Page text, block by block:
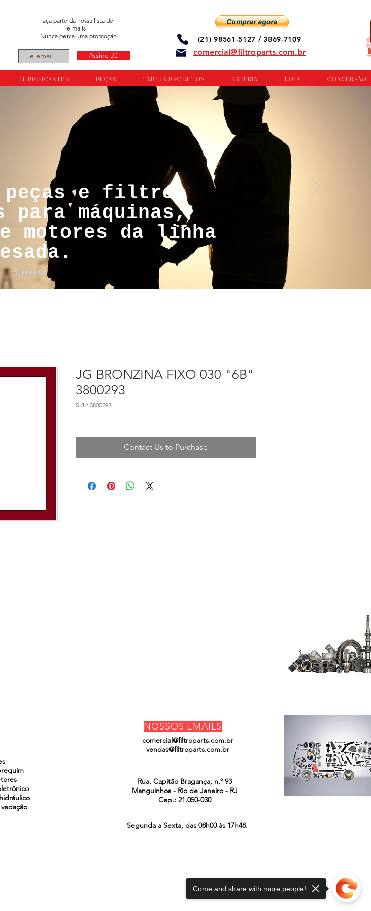
Faça parte da nossa lista de
e-mails
Nunca perca uma promoção
Assine Já
(21) 98561-5127 / 3869-7109
comercial@filtroparts.com.br
LUBRIFICANTES PEÇAS TABELA PRODUTOS BATERIA LOJA CONVERSÃO
peças e filtros
para máquinas,
e motores da linha
JG BRONZINA FIXO 030 "6B"
3800293
SKU: 3800293
Contact Us to Purchase
NOSSOS EMAILS
comercial@filtroparts.com.br
vendas@filtroparts.com.br
Rua. Capitão Bragança, n.º 93
Manguinhos - Rio de Janeiro - RJ
Cep.: 21.050-030
Segunda a Sexta, das 08h00 às 17h48.
Come and share with more people!